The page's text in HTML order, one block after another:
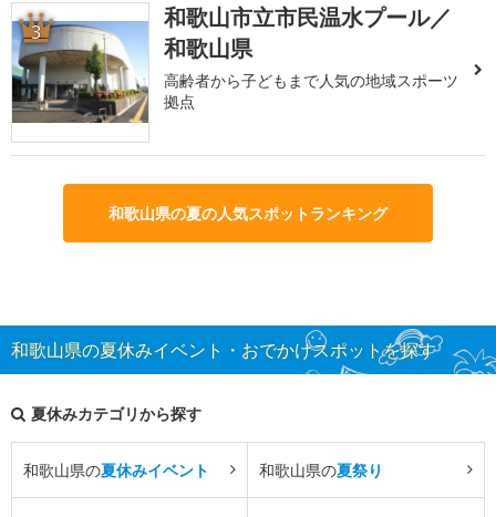
3
和歌山市立市民温水プール／
和歌山県
高齢者から子どもまで人気の地域スポーツ
拠点
和歌山県の夏の人気スポットランキング
和歌山県の夏休みイベント・おでかけスポットを探す
夏休みカテゴリから探す
和歌山県の夏休みイベント 和歌山県の夏祭り